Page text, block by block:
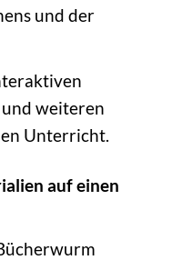
und der
weiteren
Unterricht.
auf einen